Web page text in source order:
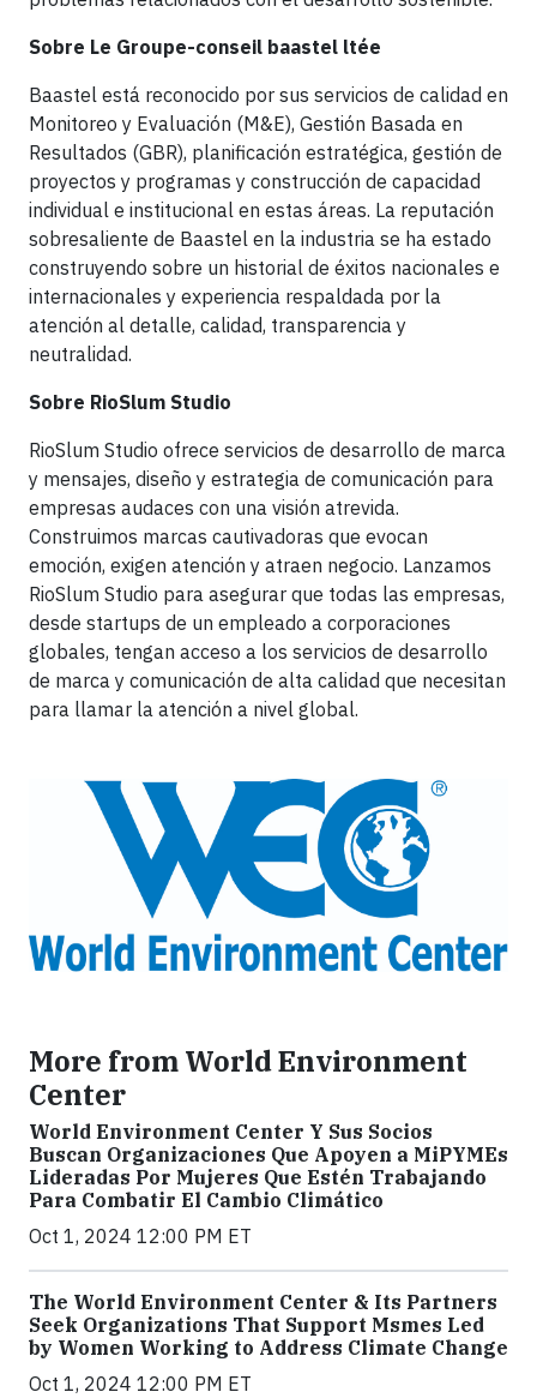
Sobre Le Groupe-conseil baastel ltée
Baastel está reconocido por sus servicios de calidad en
Monitoreo y Evaluación (M&E), Gestión Basada en
Resultados (GBR), planificación estratégica, gestión de
proyectos y programas y construcción de capacidad
individual e institucional en estas áreas. La reputación
sobresaliente de Baastel en la industria se ha estado
construyendo sobre un historial de éxitos nacionales e
internacionales y experiencia respaldada por la
atención al detalle, calidad, transparencia y
neutralidad.
Sobre RioSlum Studio
RioSlum Studio ofrece servicios de desarrollo de marca
y mensajes, diseño y estrategia de comunicación para
empresas audaces con una visión atrevida.
Construimos marcas cautivadoras que evocan
emoción, exigen atención y atraen negocio. Lanzamos
RioSlum Studio para asegurar que todas las empresas,
desde startups de un empleado a corporaciones
globales, tengan acceso a los servicios de desarrollo
de marca y comunicación de alta calidad que necesitan
para llamar la atención a nivel global.
More from World Environment
Center
World Environment Center Y Sus Socios
Buscan Organizaciones Que Apoyen a MiPYMEs
Lideradas Por Mujeres Que Estén Trabajando
Para Combatir El Cambio Climático
Oct 1, 2024 12:00 PM ET
The World Environment Center & Its Partners
Seek Organizations That Support Msmes Led
by Women Working to Address Climate Change
Oct 1, 2024 12:00 PM ET